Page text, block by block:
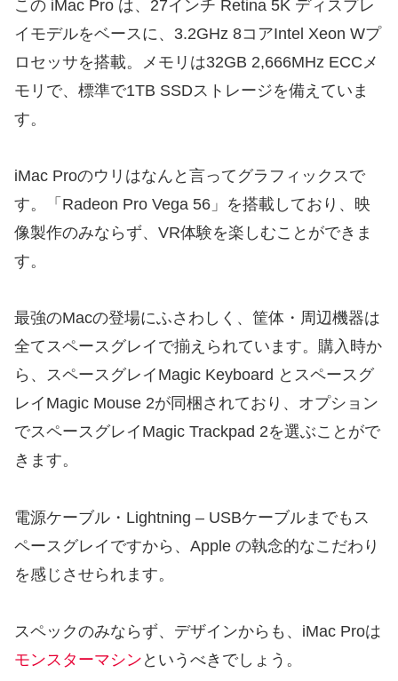
この iMac Pro は、27インチ Retina 5K ディスプレ
イモデルをベースに、3.2GHz 8コアIntel Xeon Wプ
ロセッサを搭載。メモリは32GB 2,666MHz ECCメ
モリで、標準で1TB SSDストレージを備えていま
す。
iMac Proのウリはなんと言ってグラフィックスで
す。「Radeon Pro Vega 56」を搭載しており、映
像製作のみならず、VR体験を楽しむことができま
す。
最強のMacの登場にふさわしく、筐体・周辺機器は
全てスペースグレイで揃えられています。購入時か
ら、スペースグレイMagic Keyboard とスペースグ
レイMagic Mouse 2が同梱されており、オプション
でスペースグレイMagic Trackpad 2を選ぶことがで
きます。
電源ケーブル・Lightning – USBケーブルまでもス
ペースグレイですから、Apple の執念的なこだわり
を感じさせられます。
スペックのみならず、デザインからも、iMac Proは
モンスターマシン というべきでしょう。